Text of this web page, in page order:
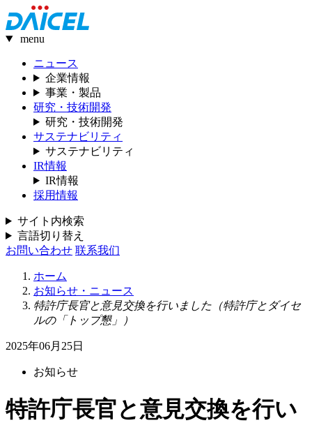
menu
ニュース
企業情報
事業・製品
研究・技術開発
研究・技術開発
サステナビリティ
サステナビリティ
IR情報
IR情報
採用情報
サイト内検索
言語切り替え
お問い合わせ 联系我们
ホーム
お知らせ・ニュース
特許庁長官と意見交換を行いました（特許庁とダイセ
ルの「トップ懇」）
2025年06月25日
お知らせ
特許庁長官と意見交換を行い